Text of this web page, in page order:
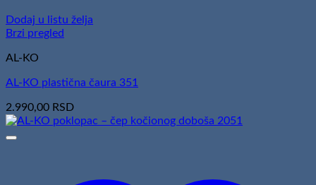
Dodaj u listu želja
Brzi pregled
AL-KO
AL-KO plastična čaura 351
2.990,00 RSD